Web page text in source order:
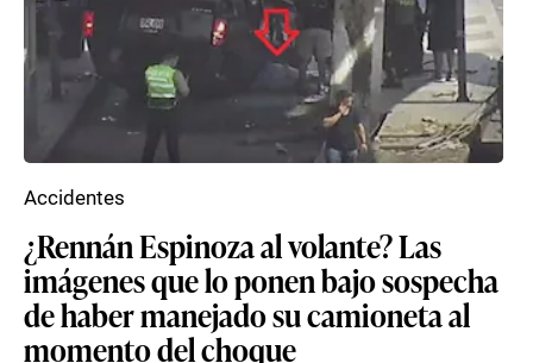
¿Rennán Espinoza al volante? Las
imágenes que lo ponen bajo sospecha
de haber manejado su camioneta al
momento del choque
Accidentes